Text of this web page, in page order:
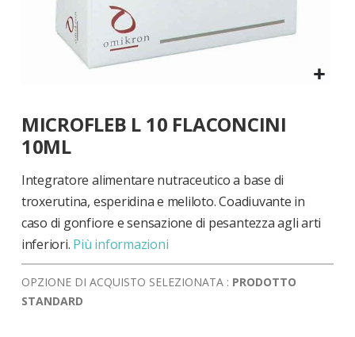
all'inizio
della
galleria
di
immagini
MICROFLEB L 10 FLACONCINI
10ML
Integratore alimentare nutraceutico a base di
troxerutina, esperidina e meliloto. Coadiuvante in
caso di gonfiore e sensazione di pesantezza agli arti
inferiori. Più informazioni
OPZIONE DI ACQUISTO SELEZIONATA : PRODOTTO
STANDARD